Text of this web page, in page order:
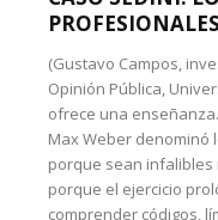
PROFESIONALES
(Gustavo Campos,
Opinión Pública,
ofrece una
Max Weber denominó
porque sean infalibles
porque el ejercicio
comprender códigos,